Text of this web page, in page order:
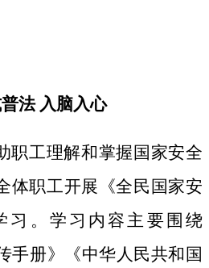
法 入脑入心
职工理解和掌握国家安全
体职工开展《全民国家安
习。学习内容主要围绕
手册》《中华人民共和国